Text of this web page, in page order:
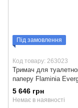
Під замовлення
Код товару: 263023
Тримач для
паперу Flaminia
EGPR (хром)
5 646 грн
Немає в наявності